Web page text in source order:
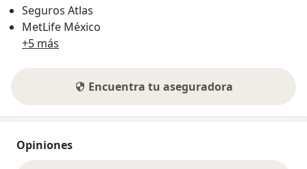
Seguros Atlas
MetLife México
+5 más
Encuentra tu aseguradora
Opiniones